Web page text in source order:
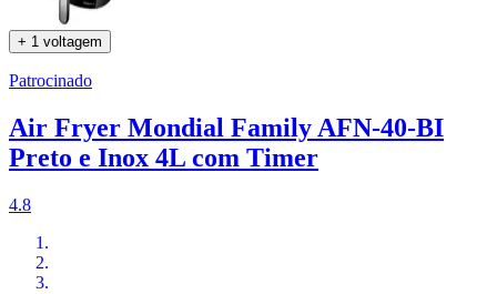
+ 1 voltagem
Patrocinado
Air Fryer Mondial Family AFN-40-BI
Preto e Inox 4L com Timer
4.8